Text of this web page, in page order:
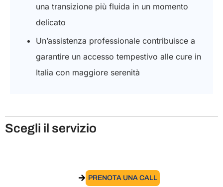
una transizione più fluida in un momento
delicato
Un’assistenza professionale contribuisce a
garantire un accesso tempestivo alle cure in
Italia con maggiore serenità
Scegli il servizio
PRENOTA UNA CALL